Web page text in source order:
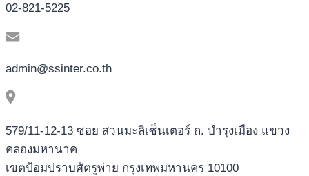
02-821-5225
admin@ssinter.co.th
579/11-12-13 ซอย สวนมะลิเซ็นเตอร์ ถ. บำรุงเมือง แขวง
คลองมหานาค
เขตป้อมปราบศัตรูพ่าย กรุงเทพมหานคร 10100